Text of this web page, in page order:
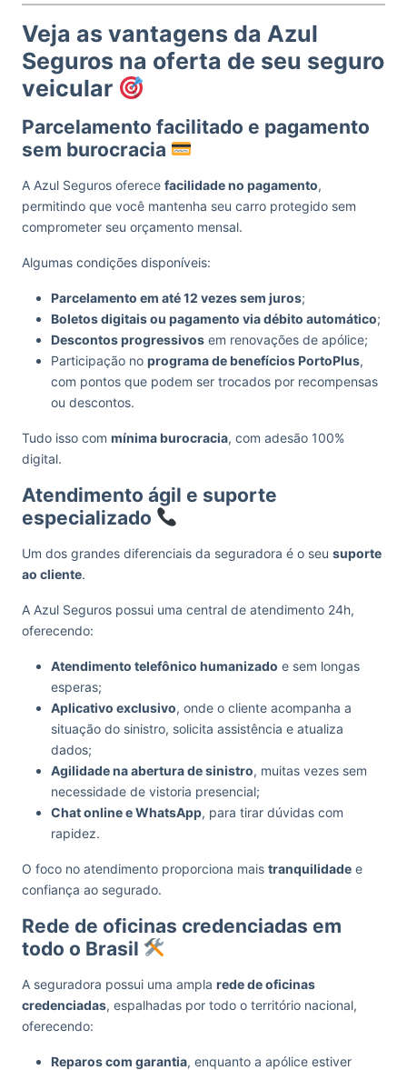
Veja as vantagens da Azul
Seguros na oferta de seu seguro
veicular
Parcelamento facilitado e pagamento
sem burocracia
A Azul Seguros oferece facilidade no pagamento,
permitindo que você mantenha seu carro protegido sem
comprometer seu orçamento mensal.
Algumas condições disponíveis:
Parcelamento em até 12 vezes sem juros;
Boletos digitais ou pagamento via débito automático;
Descontos progressivos em renovações de apólice;
Participação no programa de benefícios PortoPlus,
com pontos que podem ser trocados por recompensas
ou descontos.
Tudo isso com mínima burocracia, com adesão 100%
digital.
Atendimento ágil e suporte
especializado
Um dos grandes diferenciais da seguradora é o seu suporte
ao cliente.
A Azul Seguros possui uma central de atendimento 24h,
oferecendo:
Atendimento telefônico humanizado e sem longas
esperas;
Aplicativo exclusivo, onde o cliente acompanha a
situação do sinistro, solicita assistência e atualiza
dados;
Agilidade na abertura de sinistro, muitas vezes sem
necessidade de vistoria presencial;
Chat online e WhatsApp, para tirar dúvidas com
rapidez.
O foco no atendimento proporciona mais tranquilidade e
confiança ao segurado.
Rede de oficinas credenciadas em
todo o Brasil
A seguradora possui uma ampla rede de oficinas
credenciadas, espalhadas por todo o território nacional,
oferecendo:
Reparos com garantia, enquanto a apólice estiver